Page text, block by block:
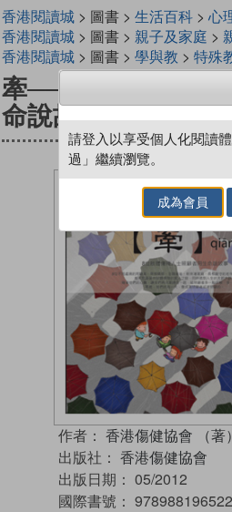
香港閱讀城> 圖書 > 生活百科> 心
香港閱讀城> 圖書 > 親子及家庭 >
香港閱讀城> 圖書 > 學與教 > 特殊
牽──8位肢體傷殘
命說故事
作者： 香港傷健協會 （著）
出版社： 香港傷健協會
出版日期： 05/2012
國際書號：
請登入以享受個人化閱讀
過」繼續瀏覽。
成為會員